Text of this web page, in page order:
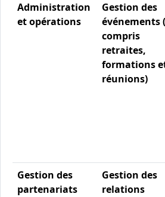
Administration
et opérations
Gestion des
événements
compris
retraites,
formations
réunions)
Gestion des
partenariats
Gestion des
relations